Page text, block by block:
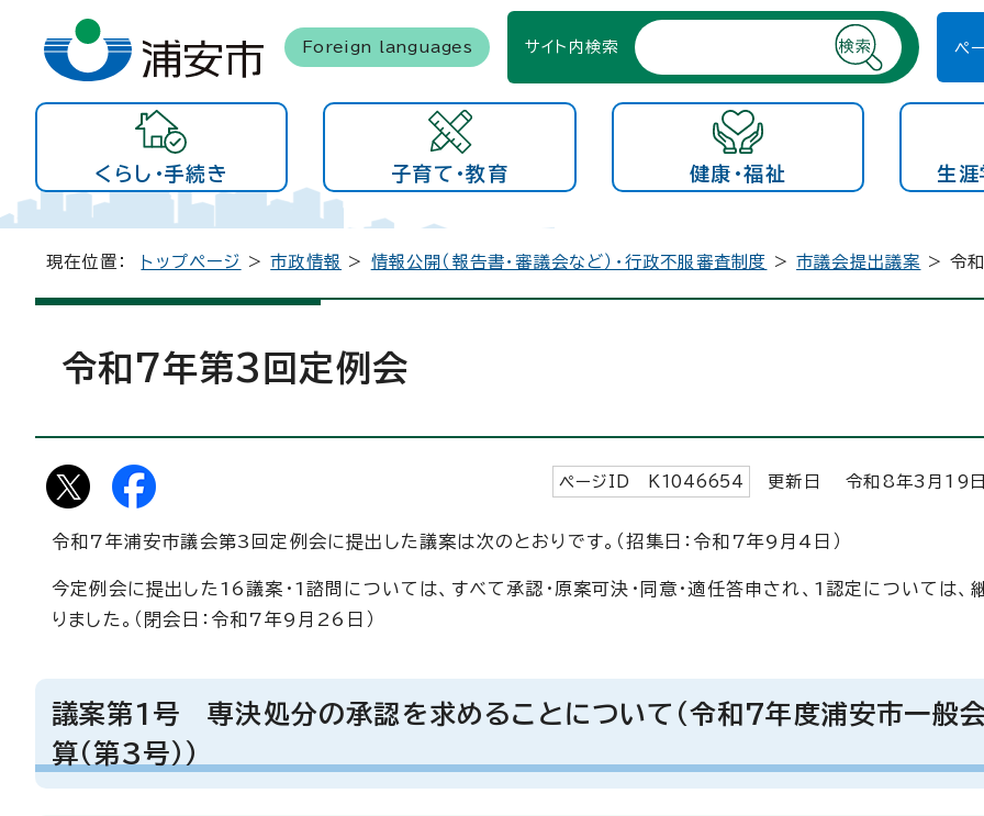
Foreign languages サイト内検索 ペ
くらし・手続き 子育て・教育 健康・福祉 生涯
現在位置： トップページ >市政情報 > 情報公開（報告書・審議会など）・行政不服審査制度 >市議会提出議案 > 令
令和7年第3回定例会
ページID K 1046654 更新日 令和8年3月 19
令和7年浦安市議会第3回定例会に提出した議案は次のとおりです。（招集日：令和7年9月4日）
今定例会に提出した16議案・1諮問については、すべて承認・原案可決・同意・適任答申され、1認定については、
りました。（閉会日：令和7年9月26日）
議案第1号 専決処分の承認を求めることについて（令和7年度浦安市一般
算（第3号））